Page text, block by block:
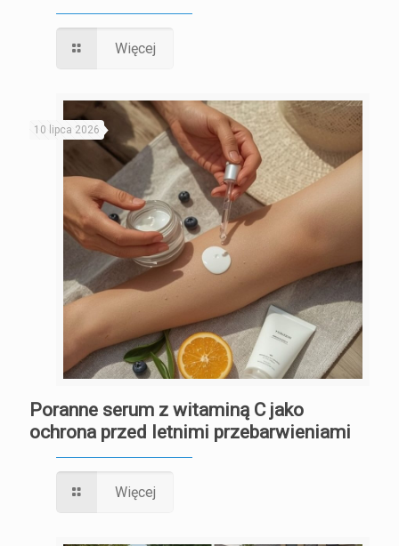
Więcej
10 lipca 2026
Poranne serum z witaminą C jako
ochrona przed letnimi przebarwieniami
Więcej